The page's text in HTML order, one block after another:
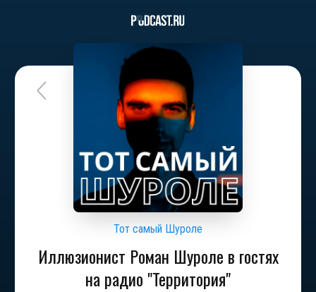
Тот самый Шуроле
Иллюзионист Роман Шуроле в гостях
на радио "Территория"